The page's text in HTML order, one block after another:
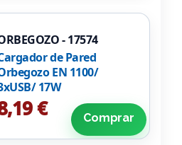
- 17574
de Pared
EN 1100/
17W
€ Comprar